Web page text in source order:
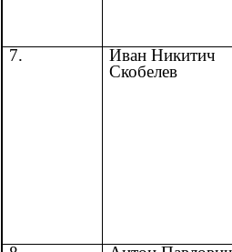
7.
Иван Никитич
Скобелев